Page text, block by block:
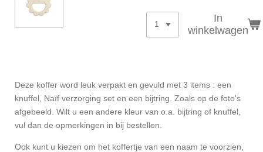
In
winkelwagen
Deze koffer word leuk verpakt en gevuld met 3 items : een
knuffel, Naïf verzorging set en een bijtring. Zoals op de foto's
afgebeeld. Wilt u een andere kleur van o.a. bijtring of knuffel,
vul dan de opmerkingen in bij bestellen.
Ook kunt u kiezen om het koffertje van een naam te voorzien,